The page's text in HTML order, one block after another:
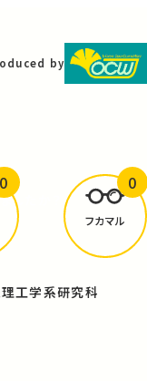
by
したか？
0
フカマル
0
工学系研究科